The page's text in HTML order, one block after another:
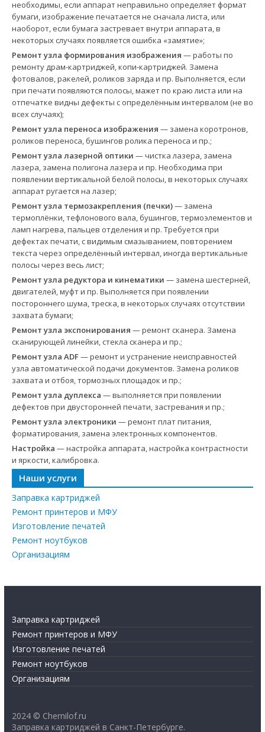
необходимы, если аппарат неправильно определяет формат
бумаги, изображение печатается не сначала листа, или
наоборот, если бумага застревает внутри аппарата, в
некоторых случаях появляется ошибка «замятие»;
Ремонт узла формирования изображения — работы по
ремонту драм-картриджей, копи-картриджей. Замена
фотовалов, ракелей, роликов заряда и пр. Выполняется, если
при печати появляются полосы, мажет по краю листа или на
отпечатке видны дефекты с определённым интервалом (не во
всех случаях);
Ремонт узла переноса изображения — замена коротронов,
роликов переноса, бушингов ролика переноса и пр.;
Ремонт узла лазерной оптики — чистка лазера, замена
лазера, замена полигона лазера и пр. Необходима при
появлении вертикальной белой полосы, в некоторых случаях
аппарат ругается на лазер;
Ремонт узла термозакрепления (печки)— замена
термоплёнки, тефлонового вала, бушингов, термоэлементов и
ламп нагрева, пальцев отделения и пр. Требуется при
дефектах печати, с видимым смазыванием, повторением
текста через определённый интервал, иногда вертикальные
полосы через весь лист;
Ремонт узла редуктора и кинематики — замена шестерней,
двигателей, муфт и пр. Выполняется при появлении
постороннего шума, треска, в некоторых случаях отсутствии
захвата бумаги;
Ремонт узла экспонирования — ремонт сканера. Замена
сканирующей линейки, стекла сканера и пр.;
Ремонт узла ADF— ремонт и устранение неисправностей
узла автоматической подачи документов. Замена роликов
захвата и отбоя, тормозных площадок и пр.;
Ремонт узла дуплекса — выполняется при появлении
дефектов при двусторонней печати, застревания и пр.;
Ремонт узла электроники — ремонт плат питания,
форматирования, замена электронных компонентов.
Настройка — настройка аппарата, настройка контрастности
и яркости, калибровка.
Наши услуги
Заправка картриджей
Ремонт принтеров и МФУ
Изготовление печатей
Ремонт ноутбуков
Организациям
Заправка картриджей
Ремонт принтеров и МФУ
Изготовление печатей
Ремонт ноутбуков
Организациям
2024 © Chernilof.ru
Заправка картриджей в Санкт-Петербурге.